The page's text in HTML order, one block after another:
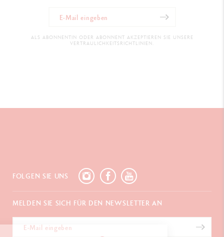
ALS ABONNENTIN ODER ABONNENT AKZEPTIEREN SIE UNSERE
VERTRAULICHKEITSRICHTLINIEN.
FOLGEN SIE UNS
MELDEN SIE SICH FÜR DEN NEWSLETTER AN